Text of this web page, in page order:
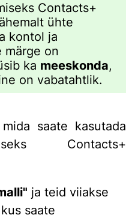
Contacts+
ühte
kontol ja
märge on
ka meeskonda,
on vabatahtlik.
saate kasutada
Contacts+
ja teid viiakse
saate